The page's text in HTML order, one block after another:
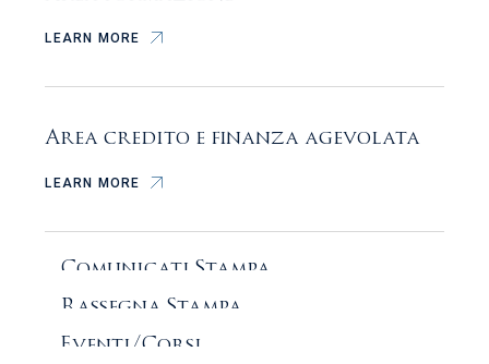
LEARN MORE
Area credito e finanza agevolata
LEARN MORE
In primo piano
Comunicati Stampa
Ultime notizie
Rassegna Stampa
Dicono di noi​
Eventi/Corsi